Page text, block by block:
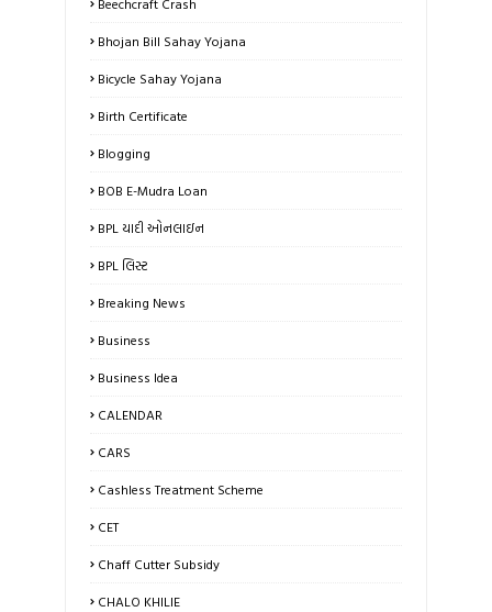
Bhojan Bill Sahay Yojana
Bicycle Sahay Yojana
Birth Certificate
Blogging
BOB E-Mudra Loan
BPL યાદી ઓનલાઇન
BPL લિસ્ટ
Breaking News
Business
Business Idea
CALENDAR
CARS
Cashless Treatment Scheme
CET
Chaff Cutter Subsidy
CHALO KHILIE